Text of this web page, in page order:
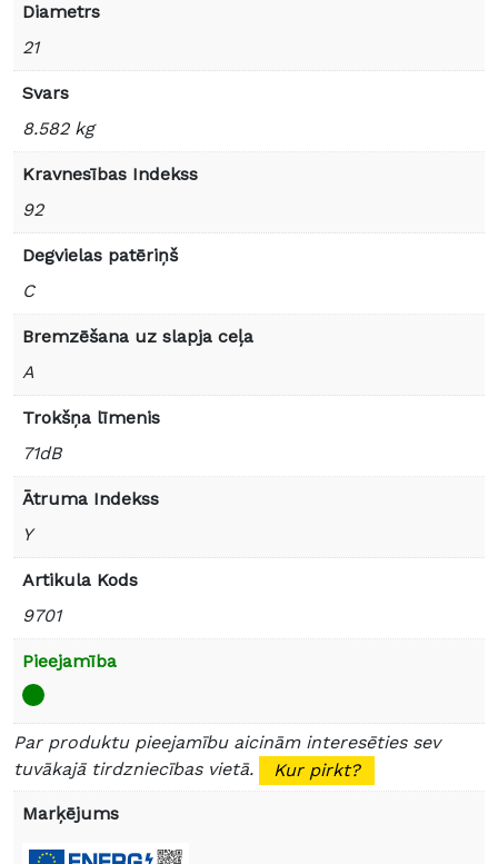
Diametrs
21
Svars
8.582 kg
Kravnesības Indekss
92
Degvielas patēriņš
C
Bremzēšana uz slapja ceļa
A
Trokšņa līmenis
71dB
Ātruma Indekss
Y
Artikula Kods
9701
Pieejamība
Par produktu pieejamību aicinām interesēties sev
tuvākajā tirdzniecības vietā.
Kur pirkt?
Marķējums